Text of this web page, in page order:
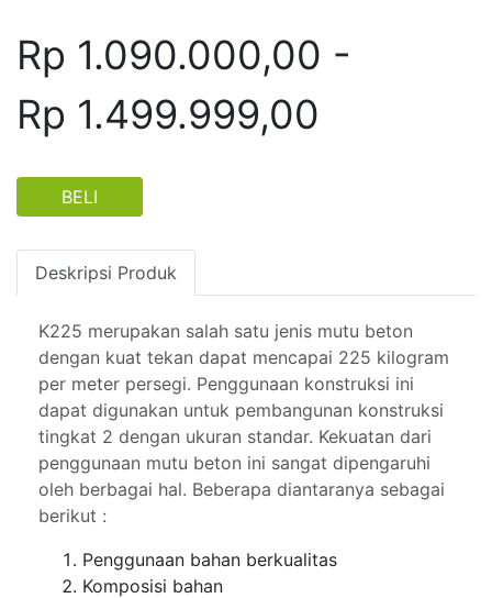
Rp 1.090.000,00 -
Rp 1.499.999,00
BELI
Deskripsi Produk
K225 merupakan salah satu jenis mutu beton
dengan kuat tekan dapat mencapai 225 kilogram
per meter persegi. Penggunaan konstruksi ini
dapat digunakan untuk pembangunan konstruksi
tingkat 2 dengan ukuran standar. Kekuatan dari
penggunaan mutu beton ini sangat dipengaruhi
oleh berbagai hal. Beberapa diantaranya sebagai
berikut :
Penggunaan bahan berkualitas
Komposisi bahan